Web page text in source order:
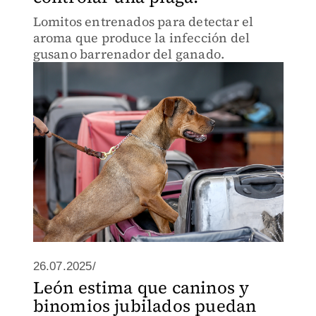
Lomitos entrenados para detectar el
aroma que produce la infección del
gusano barrenador del ganado.
26.07.2025/
León estima que caninos y
binomios jubilados puedan